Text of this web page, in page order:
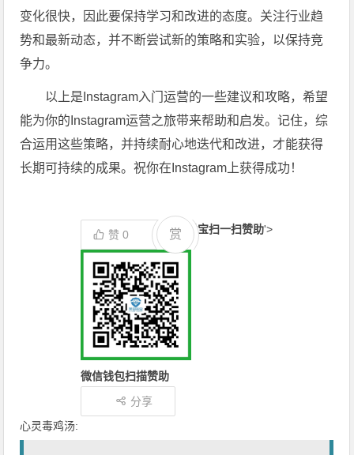
变化很快，因此要保持学习和改进的态度。关注行业趋
势和最新动态，并不断尝试新的策略和实验，以保持竞
争力。
以上是Instagram入门运营的一些建议和攻略，希望
能为你的Instagram运营之旅带来帮助和启发。记住，综
合运用这些策略，并持续耐心地迭代和改进，才能获得
长期可持续的成果。祝你在Instagram上获得成功！
赞0 支付宝扫一扫赞助
微信钱包扫描赞助
'>
赏
分享
心灵毒鸡汤: